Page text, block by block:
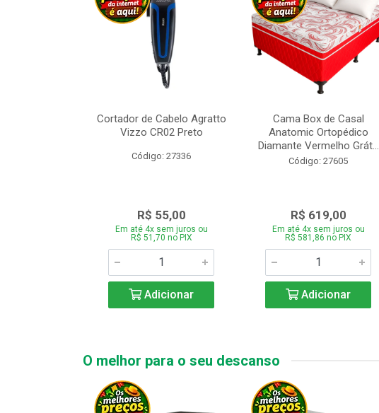
Cortador de Cabelo Agratto
Vizzo CR02 Preto
Código: 27336
R$ 55,00
Em até 4x sem juros ou
R$ 51,70 no PIX
Adicionar
Cama Box de Casal
Anatomic Ortopédico
Diamante Vermelho Grát...
Código: 27605
R$ 619,00
Em até 4x sem juros ou
R$ 581,86 no PIX
Adicionar
O melhor para o seu descanso